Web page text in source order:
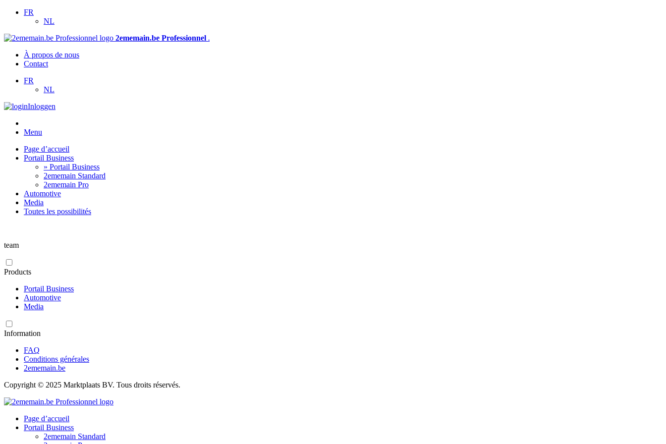
FR
NL
2ememain.be Professionnel .
À propos de nous
Contact
FR
NL
Inloggen
Menu
Page d’accueil
Portail Business
» Portail Business
2ememain Standard
2ememain Pro
Automotive
Media
Toutes les possibilités
team
Products
Portail Business
Automotive
Media
Information
FAQ
Conditions générales
2ememain.be
Copyright © 2025 Marktplaats BV. Tous droits réservés.
Page d’accueil
Portail Business
2ememain Standard